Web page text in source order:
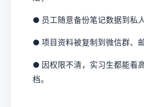
● 员工随意备份笔记数据到私人
● 项目资料被复制到微信群、
● 因权限不清，实习生都能看
档。